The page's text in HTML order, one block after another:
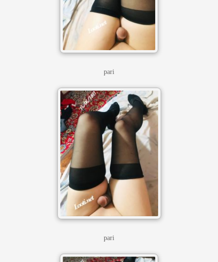
pari
pari